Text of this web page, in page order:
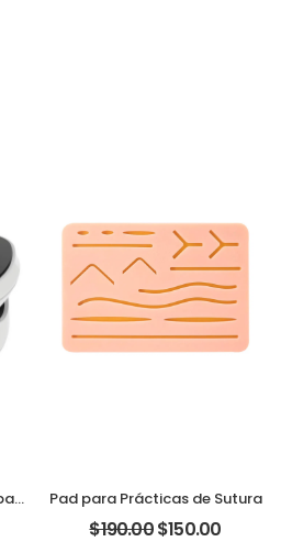
Oxímetro Digital de pulso para uso adulto y pediátrico Marca Xignal Pad para Prácticas de Sutura
$190.00$150.00